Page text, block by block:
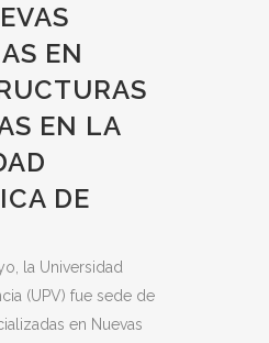
EN
EN LA
DE
la Universidad
(UPV) fue sede de
en Nuevas